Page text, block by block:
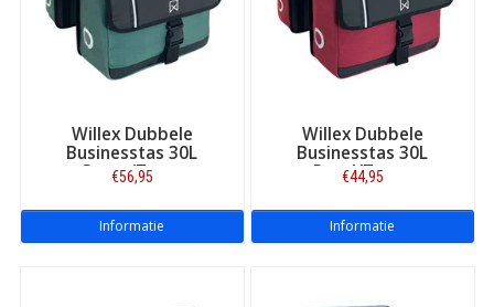
Willex Dubbele
Businesstas 30L
Groen/Zwart
€56,95
Informatie
Willex Dubbele
Businesstas 30L
Rood/Zwart
€44,95
Informatie